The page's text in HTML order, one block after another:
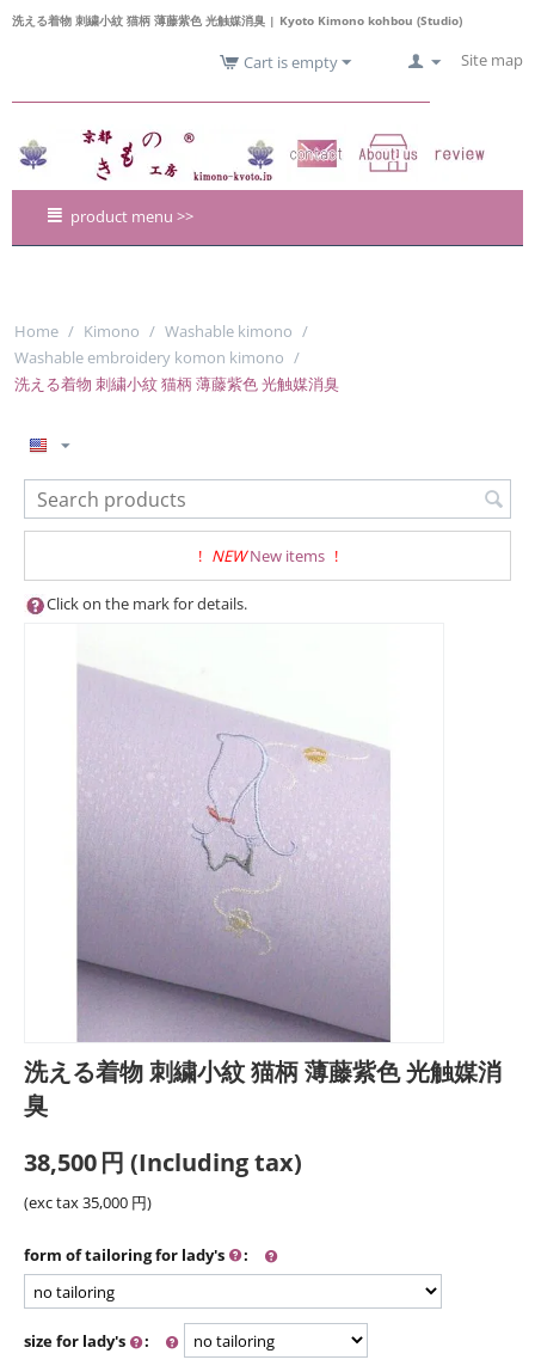
洗える着物 刺繍小紋 猫柄 薄藤紫色 光触媒消臭 | Kyoto Kimono kohbou (Studio)
Site map
Cart is empty
product menu >>
Home / Kimono / Washable kimono /
Washable embroidery komon kimono /
洗える着物 刺繍小紋 猫柄 薄藤紫色 光触媒消臭
! NEW New items !
Click on the mark for details.
洗える着物 刺繍小紋 猫柄 薄藤紫色 光触媒消
臭
38,500円 (Including tax)
(exc tax35,000 円)
form of tailoring for lady's :
size for lady's :